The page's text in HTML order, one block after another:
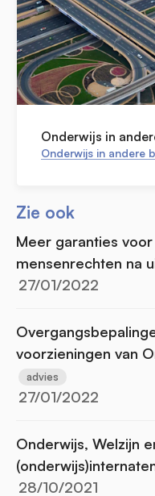
Onderwijs in
Onderwijs in andere
Zie ook
Meer garanties
mensenrechten na
27/01/2022
voorzieningen van
advies
27/01/2022
Onderwijs, Welzijn
28/10/2021